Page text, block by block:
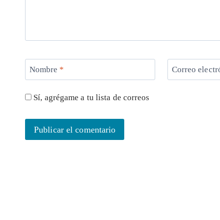
Nombre * Correo
Sí, agrégame a tu lista de correos